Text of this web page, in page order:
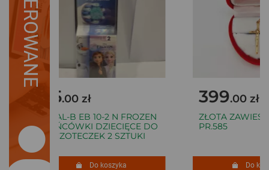
.00 zł
ORAL-B EB 10-2 N FROZEN
KOŃCÓWKI DZIECIĘCE DO
SZCZOTECZEK 2 SZTUKI
Do koszyka
399.00 zł
ZŁOTA
PR.585
Do